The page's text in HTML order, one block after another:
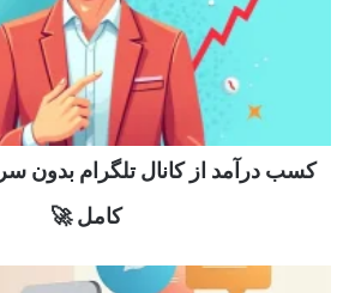
کسب درآمد از کانال تلگرام بدون
کامل 🚀